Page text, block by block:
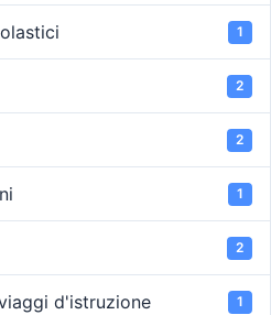
1
2
2
1
2
d'istruzione 1